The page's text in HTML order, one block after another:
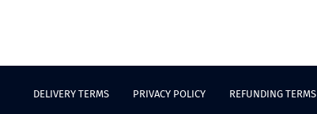
DELIVERY TERMS PRIVACY POLICY REFUNDING TERMS